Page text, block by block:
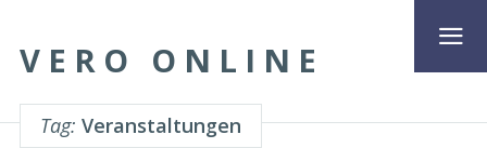
VERO ONLINE
Tag: Veranstaltungen